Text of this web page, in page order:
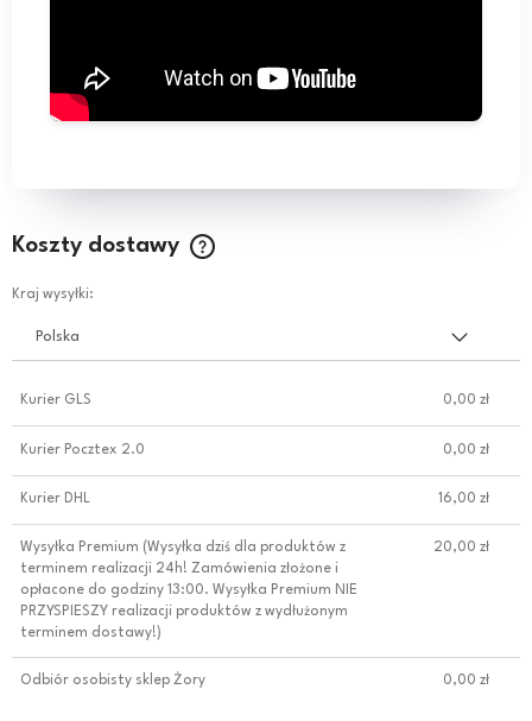
Koszty dostawy
Kraj wysyłki:
Kurier GLS 0,00 zł
Kurier Pocztex 2.0 0,00 zł
Kurier DHL 16,00 zł
Wysyłka Premium (Wysyłka dziś dla produktów z
terminem realizacji 24h! Zamówienia złożone i
opłacone do godziny 13:00. Wysyłka Premium NIE
PRZYSPIESZY realizacji produktów z wydłużonym
terminem dostawy!)
20,00 zł
Odbiór osobisty sklep Żory 0,00 zł